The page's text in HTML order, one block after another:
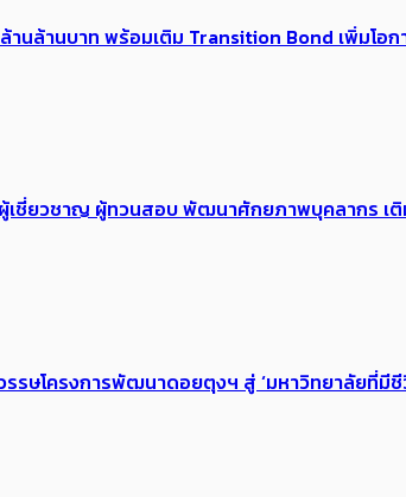
ล้านล้านบาท พร้อมเติม Transition Bond เพิ่มโ
ชี่ยวชาญ ผู้ทวนสอบ พัฒนาศักยภาพบุคลากร เติ
รษโครงการพัฒนาดอยตุงฯ สู่ ‘มหาวิทยาลัยที่